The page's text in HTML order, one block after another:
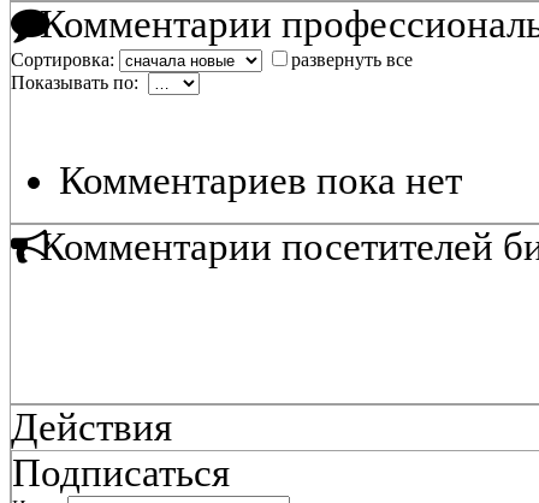
Комментарии
Сортировка:
развернуть все
Показывать по:
Комментариев пока нет
Комментарии посетителей
Действия
Подписаться